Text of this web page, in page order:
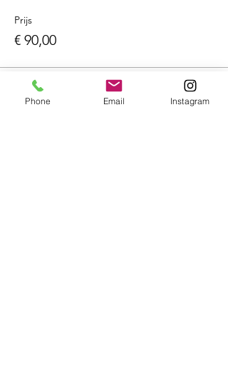
Prijs
€ 90,00
Dit evenement is uitverkocht
Phone Email Instagram